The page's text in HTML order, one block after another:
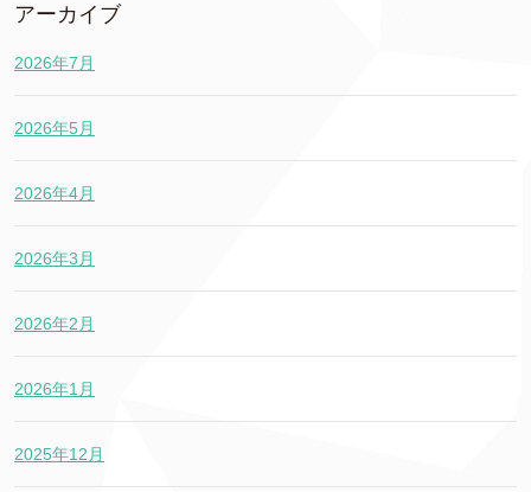
アーカイブ
2026年7月
2026年5月
2026年4月
2026年3月
2026年2月
2026年1月
2025年12月